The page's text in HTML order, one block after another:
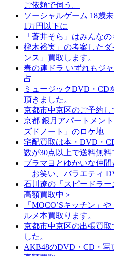
ご依頼で伺う。
ソーシャルゲーム 18歳
1万円以下に
「蒼井そら」はみんな
樫木裕実」の考案した
ンス」買取します。
春の連ドラ いずれもジ
占
ミュージックDVD・CD
頂きました。
京都市中京区のご予約し
京都 銀月アパートメン
ズドノート」のロケ地
宅配買取は本・DVD・
数が30点以上で送料無料
ブラマヨとゆかいな仲
お笑い、バラエティ
石川遼の「スピードラ
高額買取中＞
「MOCO’Sキッチン」
ルメ本買取ります。
京都市中京区の出張買
した。
AKB48のDVD・CD・